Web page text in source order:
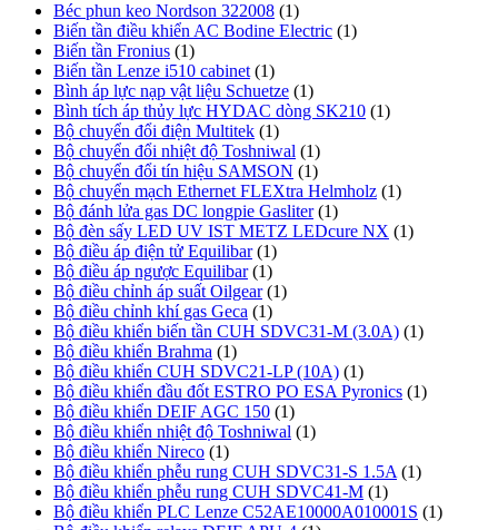
Béc phun keo Nordson 322008 (1)
Biến tần điều khiển AC Bodine Electric (1)
Biến tần Fronius (1)
Biến tần Lenze i510 cabinet (1)
Bình áp lực nạp vật liệu Schuetze (1)
Bình tích áp thủy lực HYDAC dòng SK210 (1)
Bộ chuyển đổi điện Multitek (1)
Bộ chuyển đổi nhiệt độ Toshniwal (1)
Bộ chuyển đổi tín hiệu SAMSON (1)
Bộ chuyển mạch Ethernet FLEXtra Helmholz (1)
Bộ đánh lửa gas DC longpie Gasliter (1)
Bộ đèn sấy LED UV IST METZ LEDcure NX (1)
Bộ điều áp điện tử Equilibar (1)
Bộ điều áp ngược Equilibar (1)
Bộ điều chỉnh áp suất Oilgear (1)
Bộ điều chỉnh khí gas Geca (1)
Bộ điều khiển biến tần CUH SDVC31-M (3.0A) (1)
Bộ điều khiển Brahma (1)
Bộ điều khiển CUH SDVC21-LP (10A) (1)
Bộ điều khiển đầu đốt ESTRO PO ESA Pyronics (1)
Bộ điều khiển DEIF AGC 150 (1)
Bộ điều khiển nhiệt độ Toshniwal (1)
Bộ điều khiển Nireco (1)
Bộ điều khiển phễu rung CUH SDVC31-S 1.5A (1)
Bộ điều khiển phễu rung CUH SDVC41-M (1)
Bộ điều khiển PLC Lenze C52AE10000A010001S (1)